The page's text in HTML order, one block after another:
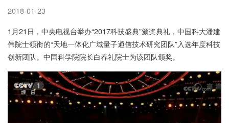
2018-01-23
1月21日，中央电视台举办“2017科技盛典”颁奖典礼，中国科大潘建
伟院士领衔的“天地一体化广域量子通信技术研究团队”入选年度科技
创新团队。中国科学院院长白春礼院士为该团队颁奖。